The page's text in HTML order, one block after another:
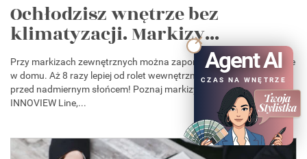
Ochłodzisz wnętrze bez
klimatyzacji. Markizy...
Przy markizach zewnętrznych można zapomnieć o upale i duchocie
w domu. Aż 8 razy lepiej od rolet wewnętrznych zabezpieczają
przed nadmiernym słońcem! Poznaj markizy pionowe FAKRO
INNOVIEW Line,...
Agent AI
CZAS NA WNĘTRZE